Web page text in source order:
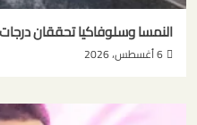
النمسا وسلوفاكيا تحققان
6 أغسطس، 2026